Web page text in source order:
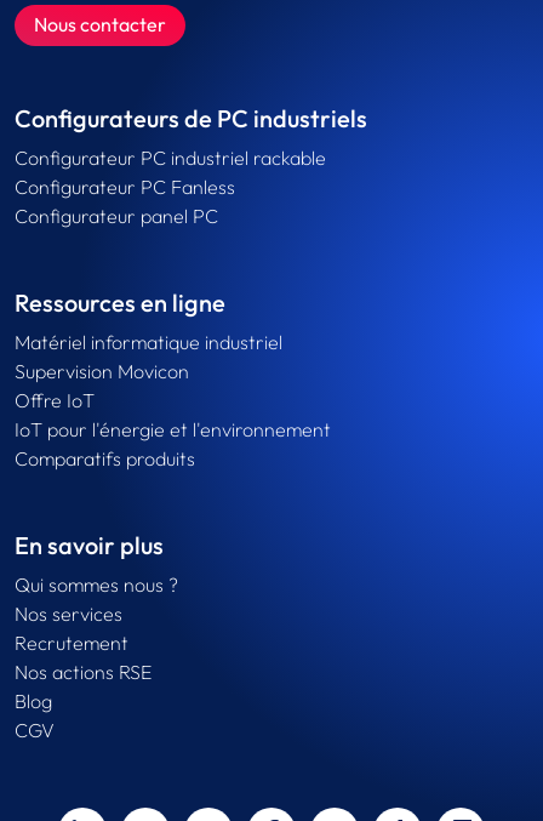
Nous contacter
Configurateurs de PC industriels
Configurateur PC industriel rackable
Configurateur PC Fanless
Configurateur panel PC
Ressources en ligne
Matériel informatique industriel
Supervision Movicon
Offre IoT
IoT pour l'énergie et l'environnement
Comparatifs produits
En savoir plus
Qui sommes nous ?
Nos services
Recrutement
Nos actions RSE
Blog
CGV